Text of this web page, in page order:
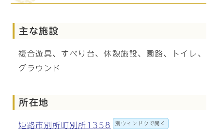
主な施設
複合遊具、すべり台、休憩施設、園路、トイレ、
グラウンド
所在地
姫路市別所町別所1358 別ウィンドウで開く